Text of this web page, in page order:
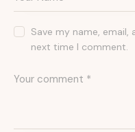
Save my name,
next time I comment.